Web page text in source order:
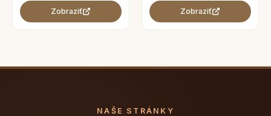
Zobraziť Zobraziť
NAŠE STRÁNKY